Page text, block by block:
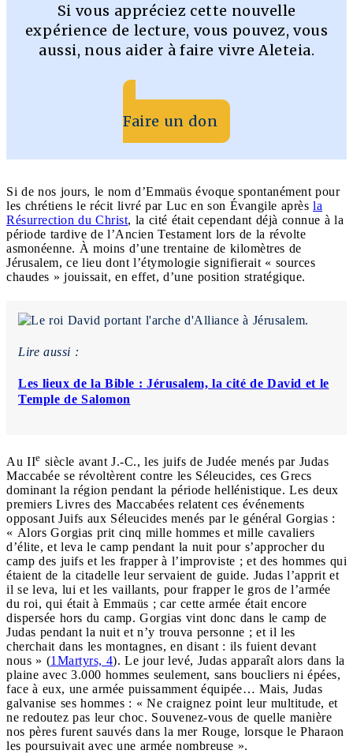
Si vous appréciez cette nouvelle
expérience de lecture, vous pouvez, vous
aussi, nous aider à faire vivre Aleteia.
Faire un don
Si de nos jours, le nom d’Emmaüs évoque spontanément pour
les chrétiens le récit livré par Luc en son Évangile après la
Résurrection du Christ, la cité était cependant déjà connue à la
période tardive de l’Ancien Testament lors de la révolte
asmonéenne. À moins d’une trentaine de kilomètres de
Jérusalem, ce lieu dont l’étymologie signifierait « sources
chaudes » jouissait, en effet, d’une position stratégique.
Lire aussi :
Les lieux de la Bible : Jérusalem, la cité de David et le
Temple de Salomon
Au IIe siècle avant J.-C., les juifs de Judée menés par Judas
Maccabée se révoltèrent contre les Séleucides, ces Grecs
dominant la région pendant la période hellénistique. Les deux
premiers Livres des Maccabées relatent ces événements
opposant Juifs aux Séleucides menés par le général Gorgias :
« Alors Gorgias prit cinq mille hommes et mille cavaliers
d’élite, et leva le camp pendant la nuit pour s’approcher du
camp des juifs et les frapper à l’improviste ; et des hommes qui
étaient de la citadelle leur servaient de guide. Judas l’apprit et
il se leva, lui et les vaillants, pour frapper le gros de l’armée
du roi, qui était à Emmaüs ; car cette armée était encore
dispersée hors du camp. Gorgias vint donc dans le camp de
Judas pendant la nuit et n’y trouva personne ; et il les
cherchait dans les montagnes, en disant : ils fuient devant
nous » (1Martyrs, 4). Le jour levé, Judas apparaît alors dans la
plaine avec 3.000 hommes seulement, sans boucliers ni épées,
face à eux, une armée puissamment équipée… Mais, Judas
galvanise ses hommes : « Ne craignez point leur multitude, et
ne redoutez pas leur choc. Souvenez-vous de quelle manière
nos pères furent sauvés dans la mer Rouge, lorsque le Pharaon
les poursuivait avec une armée nombreuse ».